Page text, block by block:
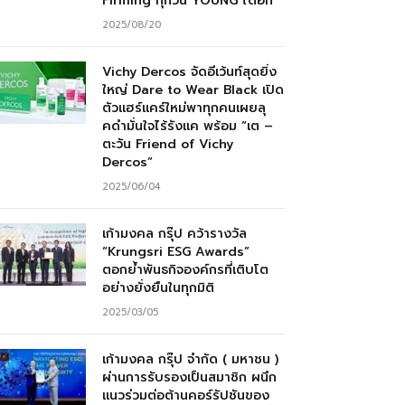
2025/08/20
Vichy Dercos จัดอีเว้นท์สุดยิ่ง
ใหญ่ Dare to Wear Black เปิด
ตัวแฮร์แคร์ใหม่พาทุกคนเผยลุ
คดำมั่นใจไร้รังแค พร้อม “เต –
ตะวัน Friend of Vichy
Dercos”
2025/06/04
เก้ามงคล กรุ๊ป คว้ารางวัล
“Krungsri ESG Awards”
ตอกย้ำพันธกิจองค์กรที่เติบโต
อย่างยั่งยืนในทุกมิติ
2025/03/05
เก้ามงคล กรุ๊ป จำกัด ( มหาชน )
ผ่านการรับรองเป็นสมาชิก ผนึก
แนวร่วมต่อต้านคอร์รัปชันของ